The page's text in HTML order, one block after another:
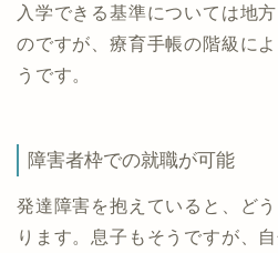
入学できる基準については地
のですが、療育手帳の階級に
うです。
障害者枠での就職が可能
発達障害を抱えていると、ど
ります。息子もそうですが、